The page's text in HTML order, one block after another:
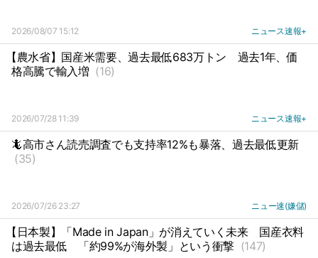
2026/08/07 15:12 ニュース速報+
【農水省】国産米需要、過去最低683万トン
過去1年、価
格高騰で輸入増 (16)
2026/07/28 11:39 ニュース速報+
🦎高市さん読売調査でも支持率12%も暴落、過去最低更新
(35)
2026/07/26 23:27 ニュー速(嫌儲)
【日本製】「Made in Japan」が消えていく未来
国産衣料
は過去最低
「約99%が海外製」という衝撃 (147)